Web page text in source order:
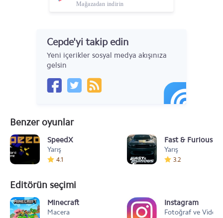
Mağazadan indirin
Cepde'yi takip edin
Yeni içerikler sosyal medya akışınıza
gelsin
Benzer oyunlar
SpeedX
Yarış
4.1
Fast & Furious 6
Yarış
3.2
Editörün seçimi
Minecraft
Macera
Instagram
Fotoğraf ve Video